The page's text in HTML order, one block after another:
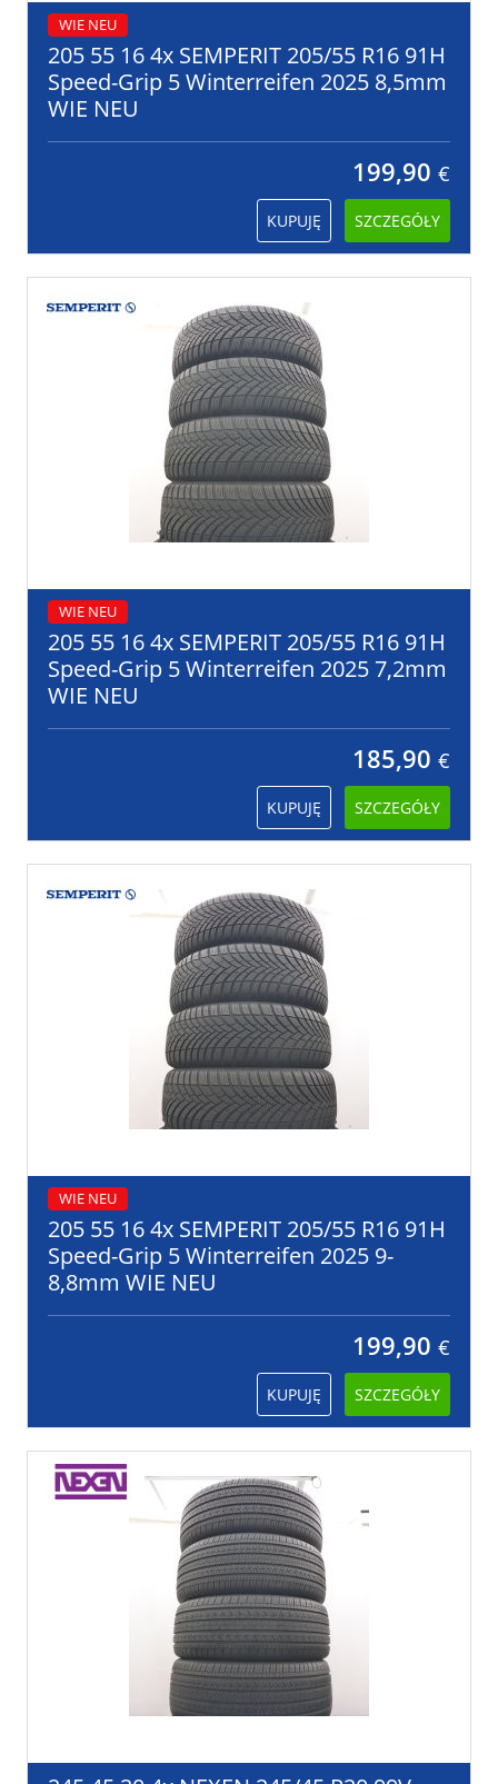
WIE NEU
205 55 16 4x SEMPERIT 205/55 R16 91H
Speed-Grip 5 Winterreifen 2025 8,5mm
WIE NEU
199,90 €
KUPUJĘ SZCZEGÓŁY
WIE NEU
205 55 16 4x SEMPERIT 205/55 R16 91H
Speed-Grip 5 Winterreifen 2025 7,2mm
WIE NEU
185,90 €
KUPUJĘ SZCZEGÓŁY
WIE NEU
205 55 16 4x SEMPERIT 205/55 R16 91H
Speed-Grip 5 Winterreifen 2025 9-
8,8mm WIE NEU
199,90 €
KUPUJĘ SZCZEGÓŁY